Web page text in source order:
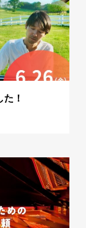
！